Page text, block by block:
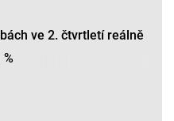
ve 2. čtvrtletí reálně